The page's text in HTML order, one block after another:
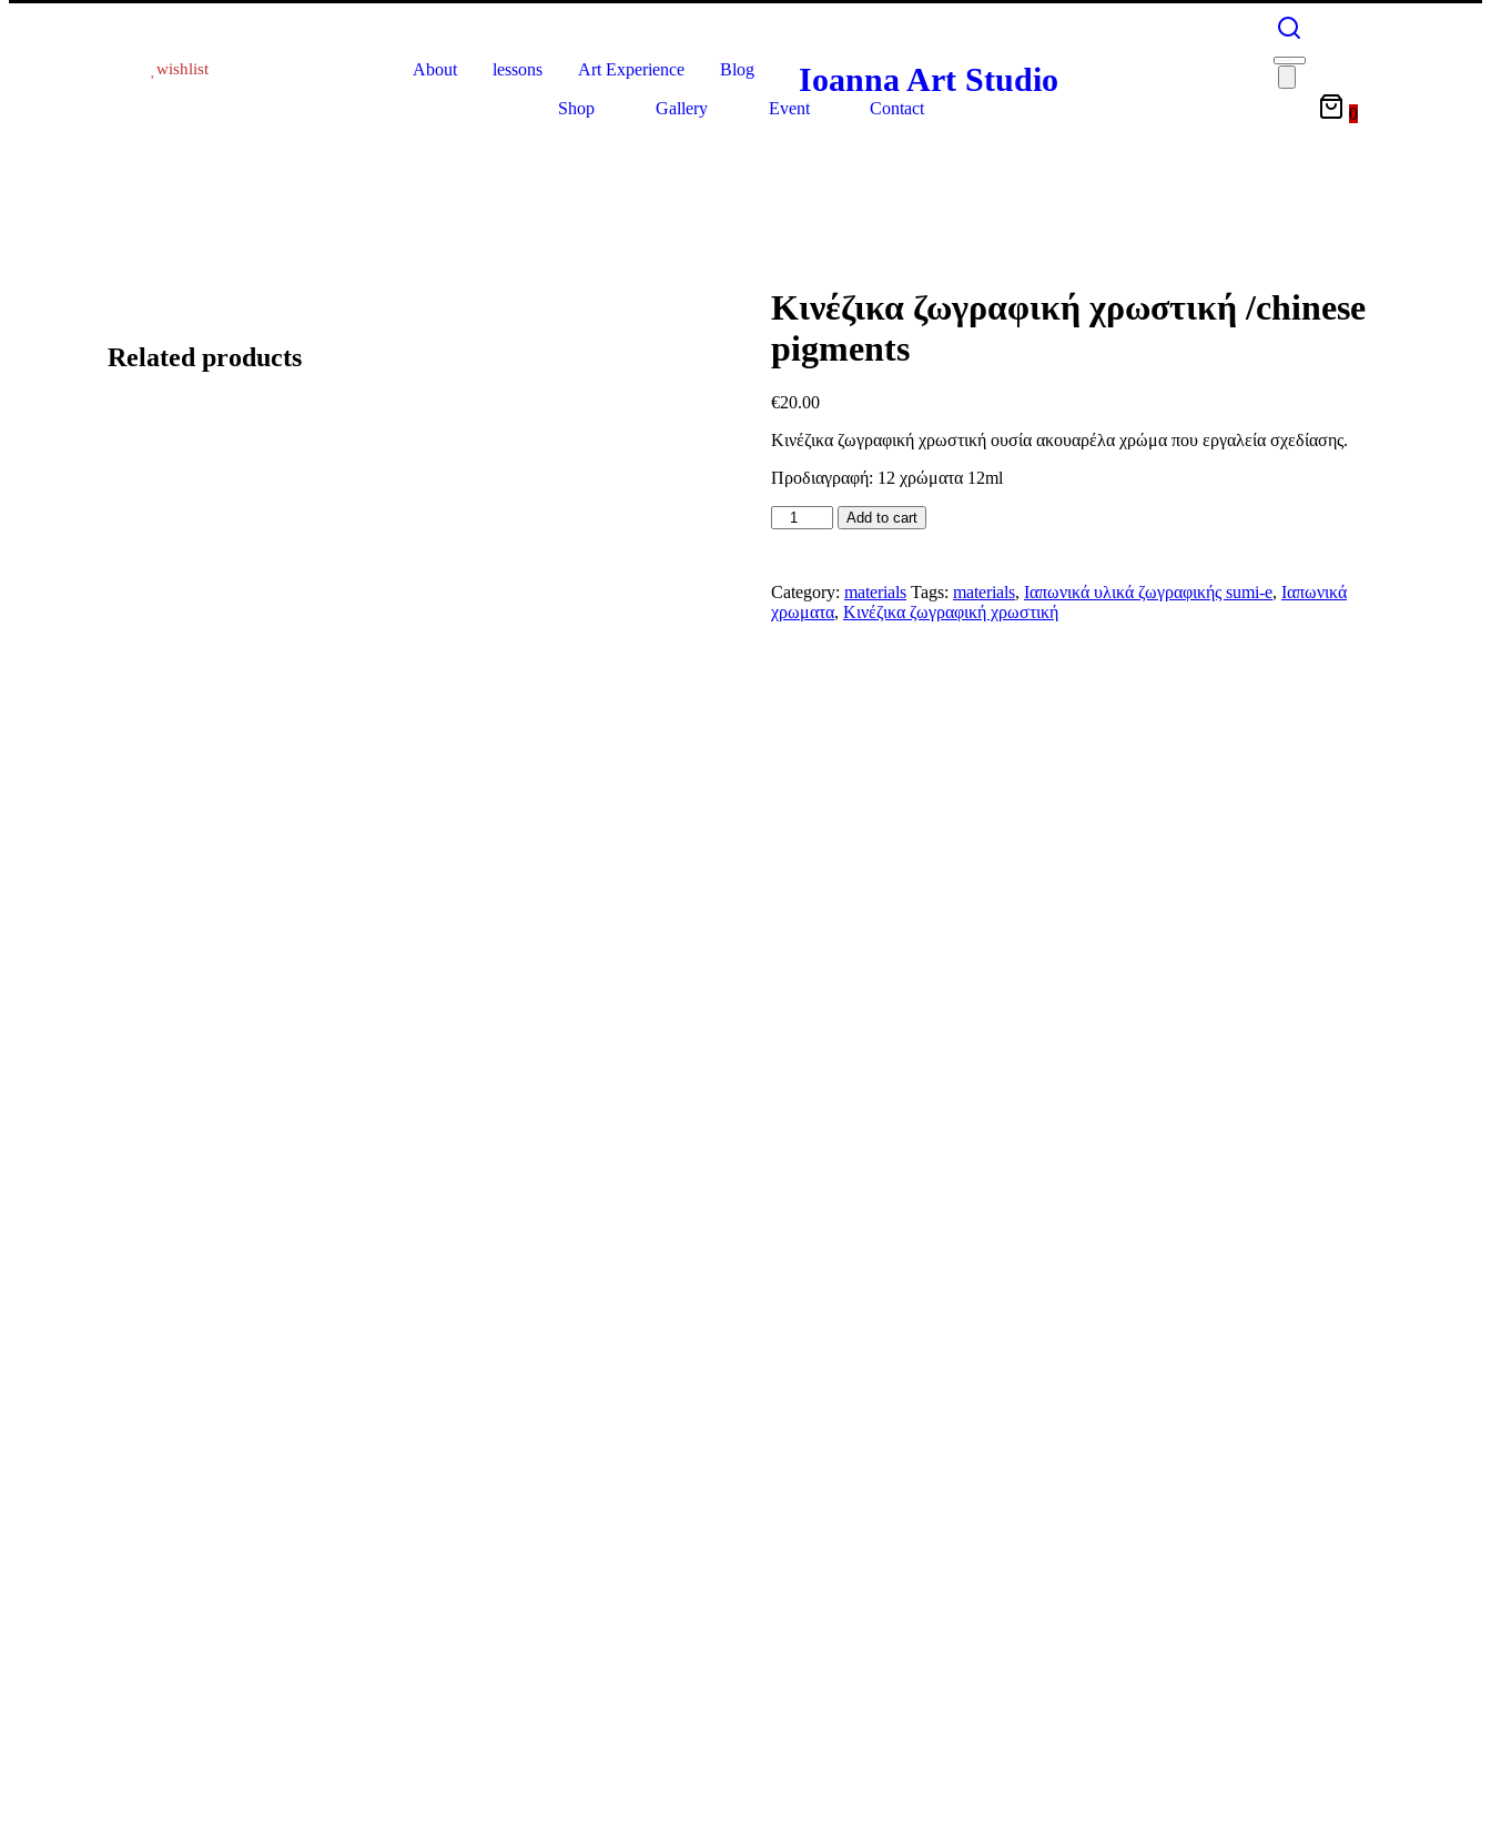
wishlist About lessons Art Experience Blog Ioanna Art Studio
Shop Gallery Event Contact 0
Κινέζικα ζωγραφική χρωστική /chinese
pigments
€20.00
Κινέζικα ζωγραφική χρωστική ουσία ακουαρέλα χρώμα που εργαλεία σχεδίασης.
Προδιαγραφή: 12 χρώματα 12ml
Add to cart
Category: materials Tags: materials, Ιαπωνικά υλικά ζωγραφικής sumi-e, Ιαπωνικά
χρωματα, Κινέζικα ζωγραφική χρωστική
Related products